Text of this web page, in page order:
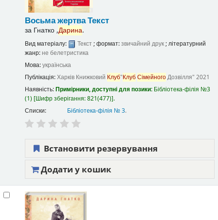
Восьма жертваТекст
за Гнатко ,Дарина.
Вид матеріалу: Текст; формат:звичайний друк; літературний
жанр: не белетристика
Мова:українська
Публікація:Харків Книжковий Клуб"КлубСімейногоДозвілля" 2021
Наявність:Примірники, доступні для позики: Бібліотека-філія №3
(1) Шифр зберігання:821(477) .
Списки:
Бібліотека-філія № 3.
Встановити резервування
Додати у кошик